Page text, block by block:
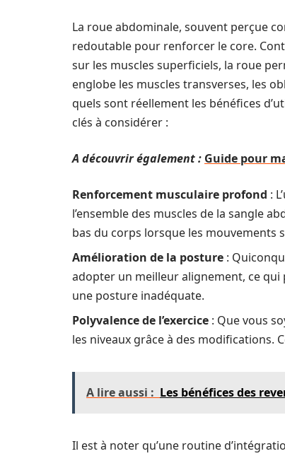
La roue abdominale, souvent perçue
redoutable pour renforcer le core.
sur les muscles superficiels, la roue
englobe les muscles transverses, les
quels sont réellement les bénéfices
clés à considérer :
A découvrir également : Guide pour
Renforcement musculaire profond :
l’ensemble des muscles de la sangle
bas du corps lorsque les mouvements
Amélioration de la posture :
adopter un meilleur alignement, ce
une posture inadéquate.
Polyvalence de l’exercice : Que vous
les niveaux grâce à des modifications.
A lire aussi : Les bénéfices des
Il est à noter qu’une routine